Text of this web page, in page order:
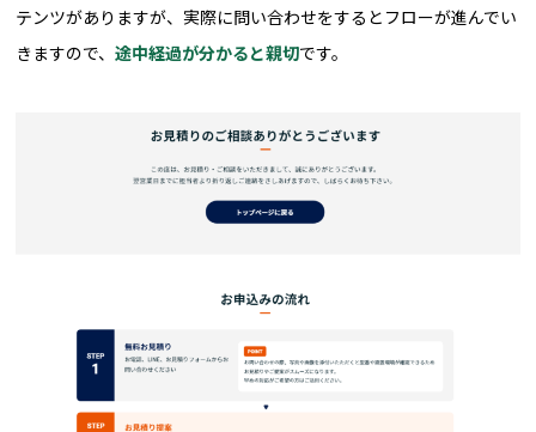
テンツがありますが、実際に問い合わせをするとフローが進んでい
きますので、途中経過が分かると親切です。